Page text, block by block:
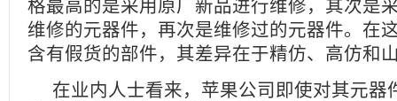
格最高的是采用原厂新品进行维修，其次是
维修的元器件，再次是维修过的元器件。在
含有假货的部件，其差异在于精仿、高仿和
在业内人士看来，苹果公司即使对其元器